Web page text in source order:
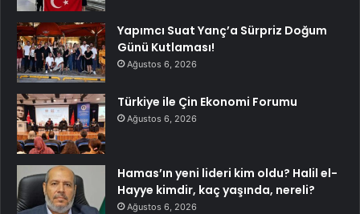
Yapımcı Suat Yanç’a Sürpriz Doğum
Günü Kutlaması!
Ağustos 6, 2026
Türkiye ile Çin Ekonomi Forumu
Ağustos 6, 2026
Hamas’ın yeni lideri kim oldu? Halil el-
Hayye kimdir, kaç yaşında, nereli?
Ağustos 6, 2026